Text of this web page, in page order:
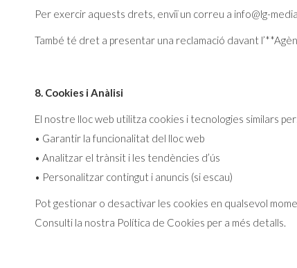
Per exercir aquests drets, enviï un correu a info@lg-
També té dret a presentar una reclamació davant
8. Cookies i Anàlisi
El nostre lloc web utilitza cookies i tecnologies similars
• Garantir la funcionalitat del lloc web
• Analitzar el trànsit i les tendències d’ús
• Personalitzar contingut i anuncis (si escau)
Pot gestionar o desactivar les cookies en qualsevol
Consulti la nostra Política de Cookies per a més detalls.